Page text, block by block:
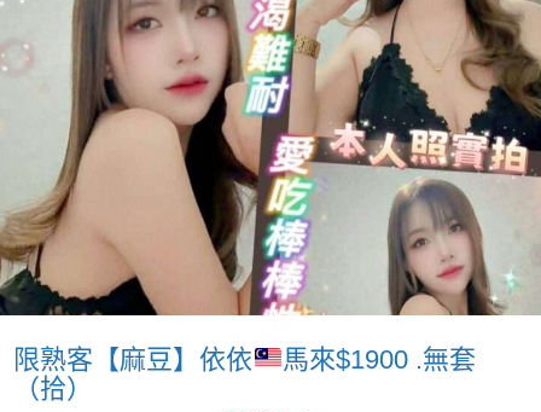
限熟客【麻豆】依依
馬來$1900 .無套
（拾）